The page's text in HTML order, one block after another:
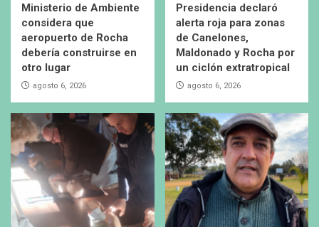
Ministerio de Ambiente
considera que
aeropuerto de Rocha
debería construirse en
otro lugar
agosto 6, 2026
Presidencia declaró
alerta roja para zonas
de Canelones,
Maldonado y Rocha por
un ciclón extratropical
agosto 6, 2026